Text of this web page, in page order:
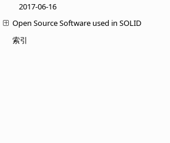
2017-06-16
Open Source Software used in SOLID
索引